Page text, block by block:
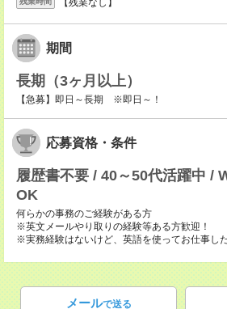
期間
長期（3ヶ月以上）
【急募】即日～長期 ※即日～！
応募資格・条件
履歴書不要 / 40～50代活躍中 /
OK
何らかの事務のご経験がある方
※英文メールやり取りの経験等ある方歓迎！
※実務経験はないけど、英語を使ってお仕事し
メールで送る